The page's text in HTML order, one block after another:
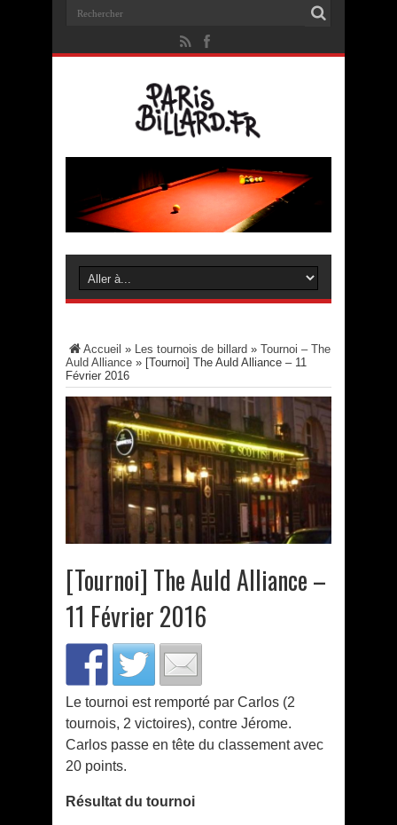
Accueil » Les tournois de billard » Tournoi – The
Auld Alliance » [Tournoi] The Auld Alliance – 11
Février 2016
[Tournoi] The Auld Alliance –
11 Février 2016
Le tournoi est remporté par Carlos (2
tournois, 2 victoires), contre Jérome.
Carlos passe en tête du classement avec
20 points.
Résultat du tournoi